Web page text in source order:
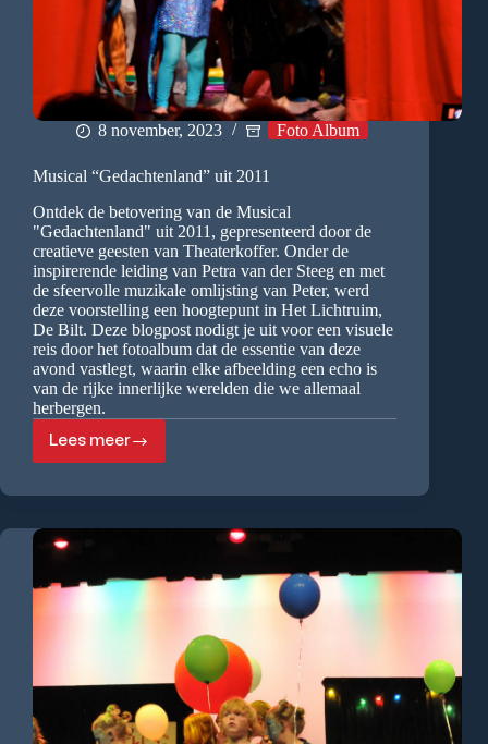
8 november, 2023 Foto Album
Musical “Gedachtenland” uit 2011
Ontdek de betovering van de Musical
"Gedachtenland" uit 2011, gepresenteerd door de
creatieve geesten van Theaterkoffer. Onder de
inspirerende leiding van Petra van der Steeg en met
de sfeervolle muzikale omlijsting van Peter, werd
deze voorstelling een hoogtepunt in Het Lichtruim,
De Bilt. Deze blogpost nodigt je uit voor een visuele
reis door het fotoalbum dat de essentie van deze
avond vastlegt, waarin elke afbeelding een echo is
van de rijke innerlijke werelden die we allemaal
herbergen.
Lees meer
Musical